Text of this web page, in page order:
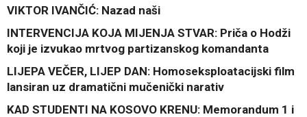
VIKTOR IVANČIĆ: Nazad naši
INTERVENCIJA KOJA MIJENJA STVAR: Priča o Hodži
koji je izvukao mrtvog partizanskog komandanta
LIJEPA VEČER, LIJEP DAN: Homoseksploatacijski film
lansiran uz dramatični mučenički narativ
KAD STUDENTI NA KOSOVO KRENU: Memorandum 1 i